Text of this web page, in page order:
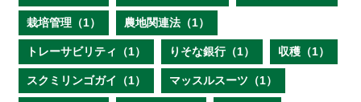
栽培管理（1） 農地関連法（1）
トレーサビリティ（1） りそな銀行（1） 収穫（1）
スクミリンゴガイ（1） マッスルスーツ（1）